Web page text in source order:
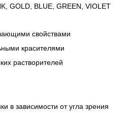
GOLD, BLUE, GREEN, VIOLET
свойствами
красителями
растворителей
в зависимости от угла зрения